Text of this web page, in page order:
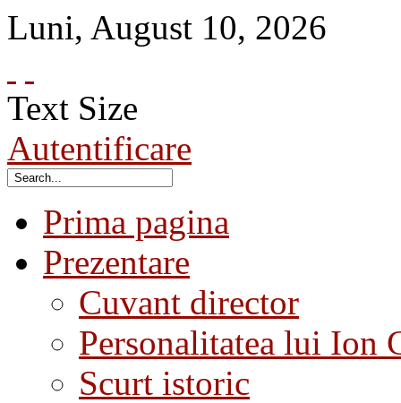
Luni, August 10, 2026
Text Size
Autentificare
Prima pagina
Prezentare
Cuvant director
Personalitatea lui Ion
Scurt istoric